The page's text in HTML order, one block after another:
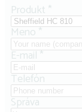
Produkt *
Meno*
E-mail*
Telefón
Správa